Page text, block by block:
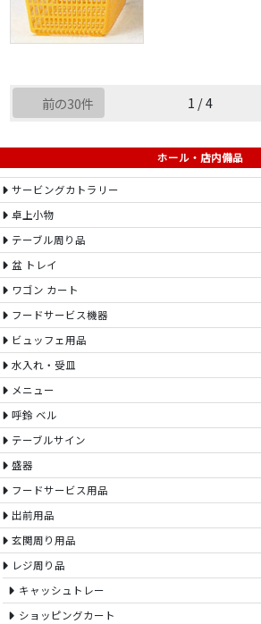
前の30件 1 / 4
ホール・店内備品
サービングカトラリー
卓上小物
テーブル周り品
盆 トレイ
ワゴン カート
フードサービス機器
ビュッフェ用品
水入れ・受皿
メニュー
呼鈴 ベル
テーブルサイン
盛器
フードサービス用品
出前用品
玄関周り用品
レジ周り品
キャッシュトレー
ショッピングカート